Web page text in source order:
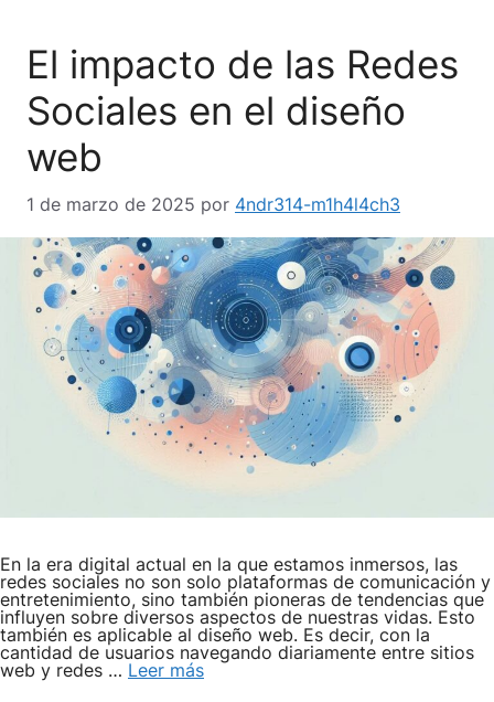
El impacto de las Redes
Sociales en el diseño
web
1 de marzo de 2025 por 4ndr314-m1h4l4ch3
En la era digital actual en la que estamos inmersos, las
redes sociales no son solo plataformas de comunicación y
entretenimiento, sino también pioneras de tendencias que
influyen sobre diversos aspectos de nuestras vidas. Esto
también es aplicable al diseño web. Es decir, con la
cantidad de usuarios navegando diariamente entre sitios
web y redes … Leer más